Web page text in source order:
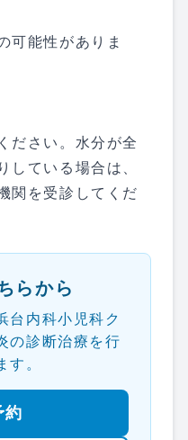
可能性がありま
ださい。水分が全
している場合は、
関を受診してくだ
らから
台内科小児科ク
の診断治療を行
す。
約